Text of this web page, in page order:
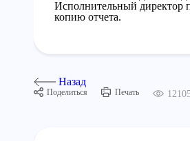
Исполнительный директор
копию отчета.
Назад
Поделиться Печать